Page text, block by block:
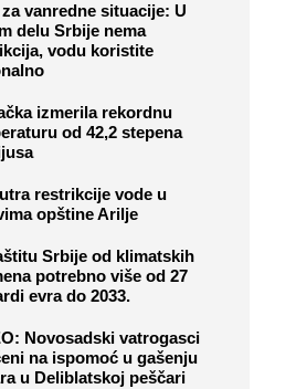
vanredne situacije: U
delu Srbije nema
vodu koristite
izmerila rekordnu
od 42,2 stepena
restrikcije vode u
opštine Arilje
Srbije od klimatskih
potrebno više od 27
evra do 2033.
Novosadski vatrogasci
na ispomoć u gašenju
u Deliblatskoj peščari